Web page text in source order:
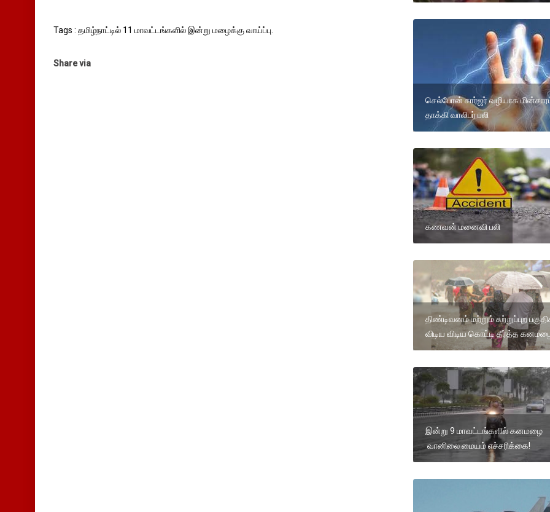
Tags : தமிழ்நாட்டில் 11 மாவட்டங்களில் இன்று மழைக்கு வாய்ப்பு.
Share via
செல்போன் சார்ஜர் வழியாக
தாக்கி வாலிபர் பலி
கணவன் மனைவி பலி
திண்டிவனம் மற்றும் சுற்றுப்புற
விடிய விடிய கொட்டி தீர்த்த
இன்று 9 மாவட்டங்களில் கனமழை
வானிலை மையம் எச்சரிக்கை!